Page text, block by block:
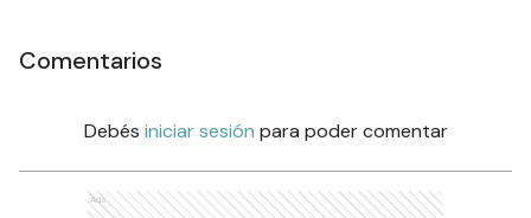
Comentarios
Debés iniciar sesión para poder comentar
Ads